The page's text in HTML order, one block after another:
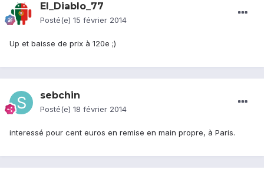
El_Diablo_77
Posté(e) 15 février 2014
Up et baisse de prix à 120e ;)
sebchin
Posté(e) 18 février 2014
interessé pour cent euros en remise en main propre, à Paris.